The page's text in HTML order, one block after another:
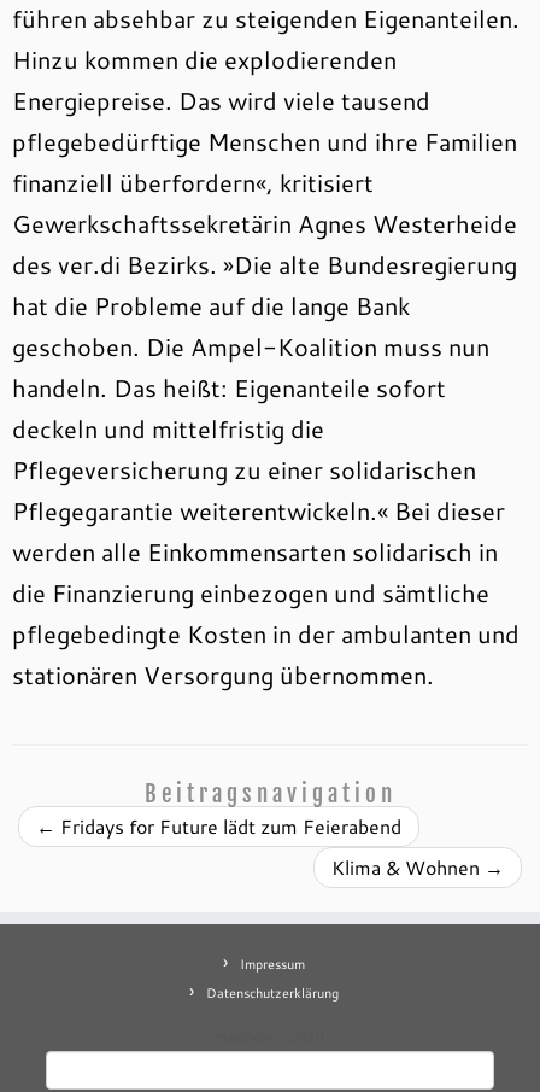
führen absehbar zu steigenden Eigenanteilen.
Hinzu kommen die explodierenden
Energiepreise. Das wird viele tausend
pflegebedürftige Menschen und ihre Familien
finanziell überfordern«, kritisiert
Gewerkschaftssekretärin Agnes Westerheide
des ver.di Bezirks. »Die alte Bundesregierung
hat die Probleme auf die lange Bank
geschoben. Die Ampel-Koalition muss nun
handeln. Das heißt: Eigenanteile sofort
deckeln und mittelfristig die
Pflegeversicherung zu einer solidarischen
Pflegegarantie weiterentwickeln.« Bei dieser
werden alle Einkommensarten solidarisch in
die Finanzierung einbezogen und sämtliche
pflegebedingte Kosten in der ambulanten und
stationären Versorgung übernommen.
Beitragsnavigation
← Fridays for Future lädt zum Feierabend
Klima & Wohnen →
Impressum
Datenschutzerklärung